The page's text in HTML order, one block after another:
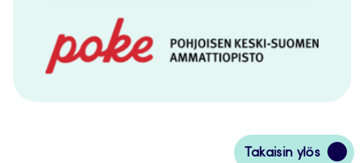
Takaisin ylös
Siirry